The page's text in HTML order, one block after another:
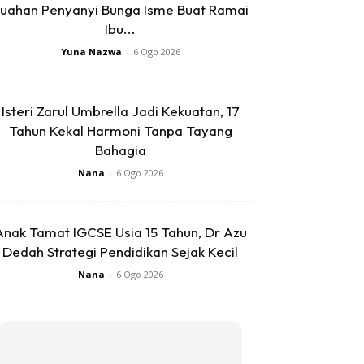
Penyanyi Bunga Isme Buat Ramai
Ibu...
Yuna Nazwa - 6 Ogo 2026
Isteri Zarul Umbrella Jadi Kekuatan, 17
Tahun Kekal Harmoni Tanpa Tayang
Bahagia
Nana - 6 Ogo 2026
Tamat IGCSE Usia 15 Tahun, Dr Azu
Dedah Strategi Pendidikan Sejak Kecil
Nana - 6 Ogo 2026